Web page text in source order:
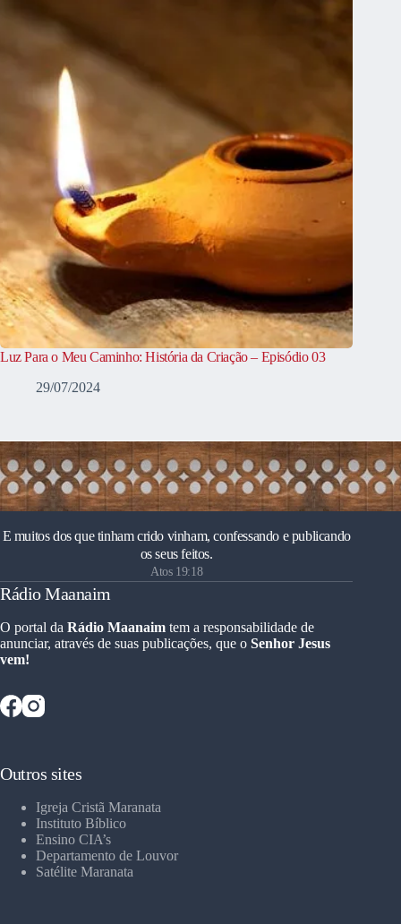
Luz Para o Meu Caminho: História da Criação – Episódio 03
29/07/2024
E muitos dos que tinham crido vinham, confessando e publicando
os seus feitos.
Atos 19:18
Rádio Maanaim
O portal da Rádio Maanaim tem a responsabilidade de
anunciar, através de suas publicações, que o Senhor Jesus
vem!
Outros sites
Igreja Cristã Maranata
Instituto Bíblico
Ensino CIA’s
Departamento de Louvor
Satélite Maranata